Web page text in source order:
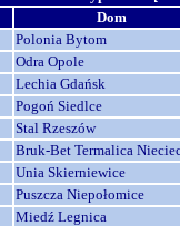
Dom
Polonia Bytom
Odra Opole
Lechia Gdańsk
Pogoń Siedlce
Stal Rzeszów
Bruk-Bet Termalica
Unia Skierniewice
Puszcza Niepołomice
Miedź Legnica